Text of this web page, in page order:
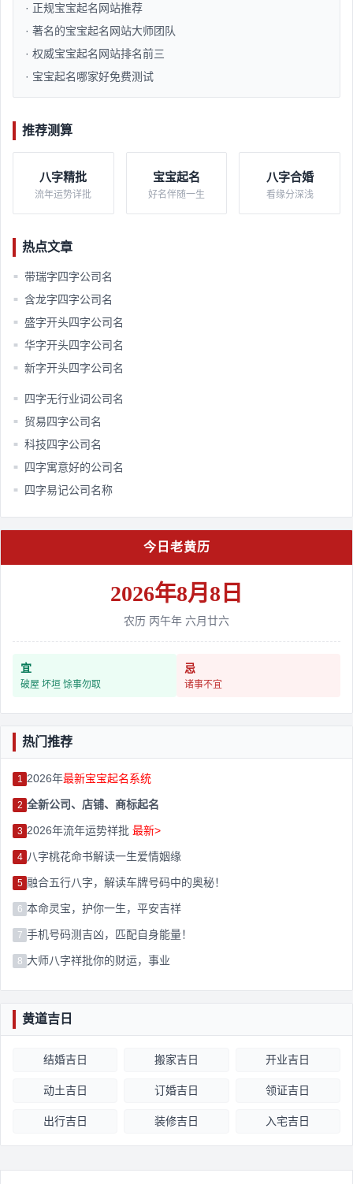
· 正规宝宝起名网站推荐​
· 著名的宝宝起名网站大师团队​
· 权威宝宝起名网站排名前三​
· 宝宝起名哪家好免费测试​
推荐测算
八字精批
流年运势详批
宝宝起名
好名伴随一生
八字合婚
看缘分深浅
热点文章
■ 带瑞字四字公司名
■ 含龙字四字公司名
■ 盛字开头四字公司名
■ 华字开头四字公司名
■ 新字开头四字公司名
■ 四字无行业词公司名
■ 贸易四字公司名
■ 科技四字公司名
■ 四字寓意好的公司名
■ 四字易记公司名称
今日老黄历
2026年8月8日
农历 丙午年 六月廿六
宜
破屋 坏垣 馀事勿取
忌
诸事不宜
热门推荐
1 2026年最新宝宝起名系统
2 全新公司、店铺、商标起名
3 2026年流年运势祥批 最新>
4 八字桃花命书解读一生爱情姻缘
5 融合五行八字，解读车牌号码中的奥秘！
6 本命灵宝，护你一生，平安吉祥
7 手机号码测吉凶，匹配自身能量！
8 大师八字祥批你的财运，事业
黄道吉日
结婚吉日 搬家吉日 开业吉日
动土吉日 订婚吉日 领证吉日
出行吉日 装修吉日 入宅吉日